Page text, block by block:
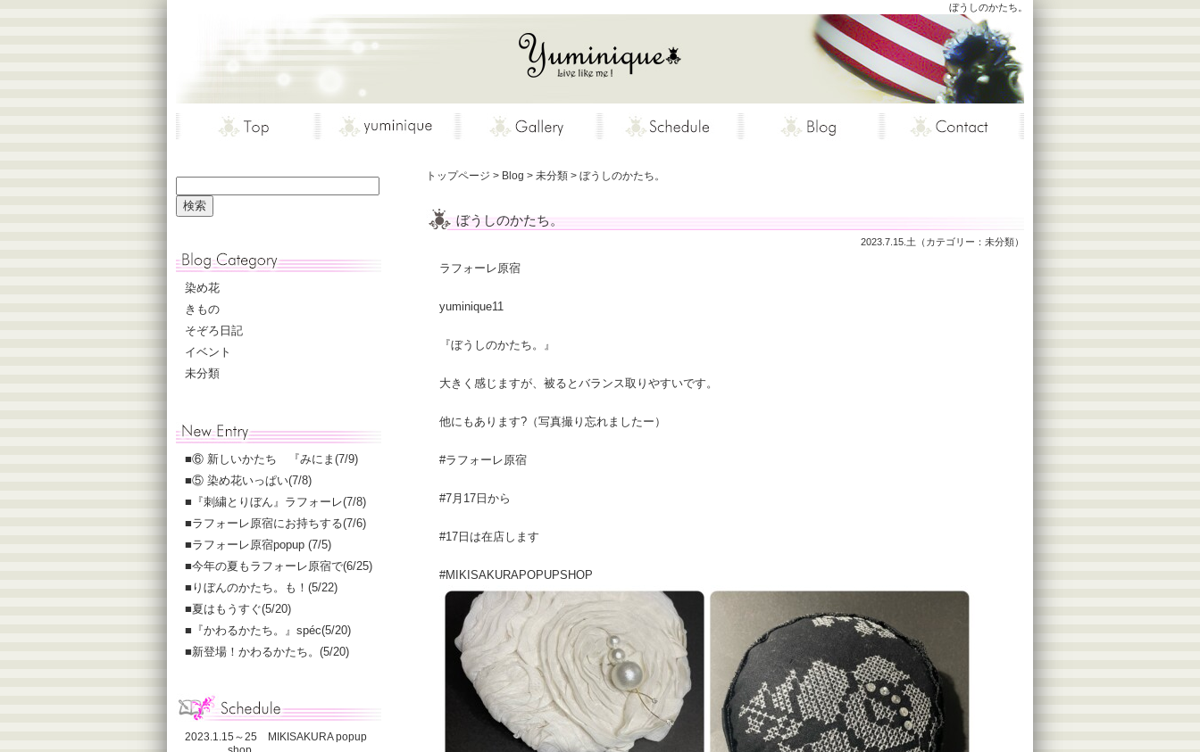
ぼうしのかたち。
トップページ > Blog > 未分類 > ぼうしのかたち。
ぼうしのかたち。
2023.7.15.土（カテゴリー： 未分類）
ラフォーレ原宿
yuminique11
『ぼうしのかたち。』
大きく感じますが、被るとバランス取りやすいです。
他にもあります?（写真撮り忘れましたー）
#ラフォーレ原宿
#7月17日から
#17日は在店します
#MIKISAKURAPOPUPSHOP
染め花
きもの
そぞろ日記
イベント
未分類
■⑥ 新しいかたち 『みにま(7/9)
■⑤ 染め花いっぱい(7/8)
■ 『刺繍とりぼん』ラフォーレ(7/8)
■ラフォーレ原宿にお持ちする(7/6)
■ラフォーレ原宿popup (7/5)
■今年の夏もラフォーレ原宿で(6/25)
■ りぼんのかたち。も！(5/22)
■夏はもうすぐ(5/20)
■ 『かわるかたち。』spéc(5/20)
■新登場！かわるかたち。(5/20)
2023.1.15～25 MIKISAKURA popup